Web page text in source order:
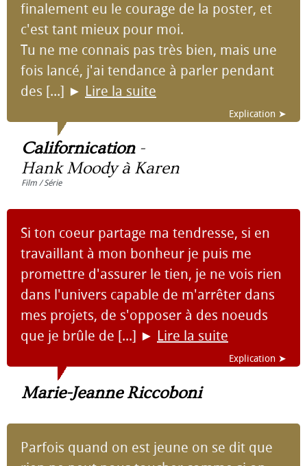
finalement eu le courage de la poster, et
c'est tant mieux pour moi.
Tu ne me connais pas très bien, mais une
fois lancé, j'ai tendance à parler pendant
des [...] ► Lire la suite
Explication ➤
Californication-
Hank Moody à Karen
Film / Série
Si ton coeur partage ma tendresse, si en
travaillant à mon bonheur je puis me
promettre d'assurer le tien, je ne vois rien
dans l'univers capable de m'arrêter dans
mes projets, de s'opposer à des noeuds
que je brûle de [...] ► Lire la suite
Explication ➤
Marie-Jeanne Riccoboni
Parfois quand on est jeune on se dit que